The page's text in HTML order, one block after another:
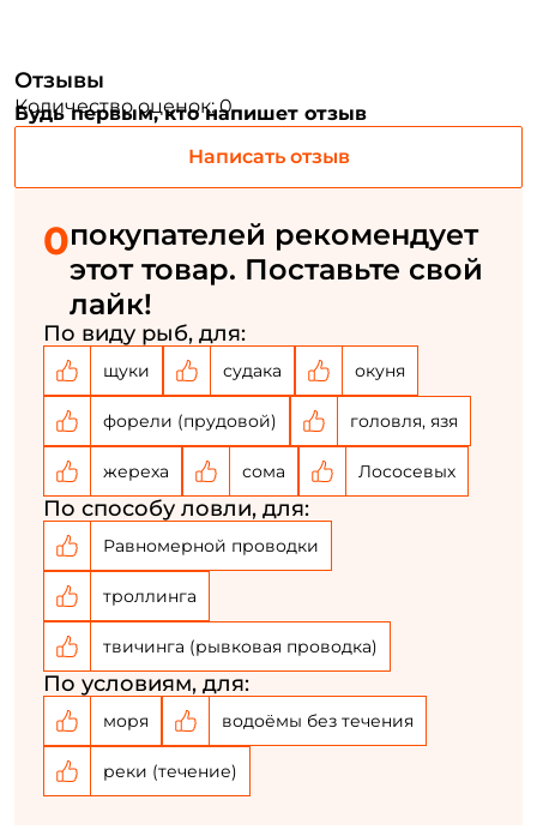
Отзывы
Количество оценок: 0
Будь первым, кто напишет отзыв
Написать отзыв
0покупателей рекомендует
этот товар. Поставьте свой
лайк!
По виду рыб, для:
щуки судака окуня
форели (прудовой) головля, язя
жереха сома Лососевых
По способу ловли, для:
Равномерной проводки
троллинга
твичинга (рывковая проводка)
По условиям, для:
моря водоёмы без течения
реки (течение)
Заполняя данную форму вы соглашаетесь на обработку
персональных данных
Создать аккаунт
У меня уже есть аккаунт